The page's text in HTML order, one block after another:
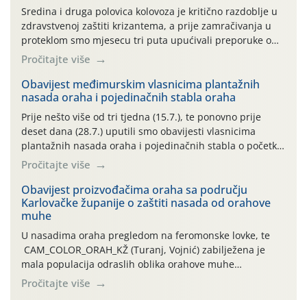
Sredina i druga polovica kolovoza je kritično razdoblje u
zdravstvenoj zaštiti krizantema, a prije zamračivanja u
proteklom smo mjesecu tri puta upućivali preporuke o
preventivnim mjerama zaštite krizantema od najčešćih
uzročnika bolesti, štetnika i fito-fagnih grinja (23.7., 14.7.,
06.7.)! Na početku ovog mjeseca je zabilježeno je
povijesno i ekstremno vruće meteorološko razdoblje, uz
najviše temperature […]
Pročitajte više
Obavijest međimurskim vlasnicima plantažnih
nasada oraha i pojedinačnih stabla oraha
Prije nešto više od tri tjedna (15.7.), te ponovno prije
deset dana (28.7.) uputili smo obavijesti vlasnicima
plantažnih nasada oraha i pojedinačnih stabla o početku
leta i ovogodišnjoj potrebi usmjerenog suzbijanja
orahove muhe (Rhagoletis completa)! Već dvanaest dana
traje drugi ovogodišnji “toplinski udar”, koji naročito
izražen zadnja šest dana (31.7.-05.8.), jer najviše
temperature zraka svakodnevno […]
Pročitajte više
Obavijest proizvođačima oraha sa području
Karlovačke županije o zaštiti nasada od orahove
muhe
U nasadima oraha pregledom na feromonske lovke, te
CAM_COLOR_ORAH_KŽ (Turanj, Vojnić) zabilježena je
mala populacija odraslih oblika orahove muhe
(Rhagoletis completa). Niska brojnost može se objasniti
činjenicom da je riječ o mladim nasadima s vrlo malim
Pročitajte više